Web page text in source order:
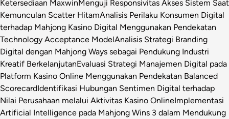
Ketersediaan MaxwinMenguji Responsivitas Akses Sistem Saat
Kemunculan Scatter HitamAnalisis Perilaku Konsumen Digital
terhadap Mahjong Kasino Digital Menggunakan Pendekatan
Technology Acceptance ModelAnalisis Strategi Branding
Digital dengan Mahjong Ways sebagai Pendukung Industri
Kreatif BerkelanjutanEvaluasi Strategi Manajemen Digital pada
Platform Kasino Online Menggunakan Pendekatan Balanced
ScorecardIdentifikasi Hubungan Sentimen Digital terhadap
Nilai Perusahaan melalui Aktivitas Kasino OnlineImplementasi
Artificial Intelligence pada Mahjong Wins 3 dalam Mendukung